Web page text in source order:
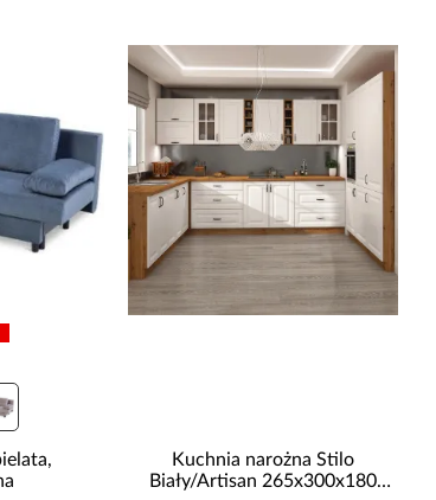
Kuchnia narożna Stilo
Biały/Artisan 265x300x180